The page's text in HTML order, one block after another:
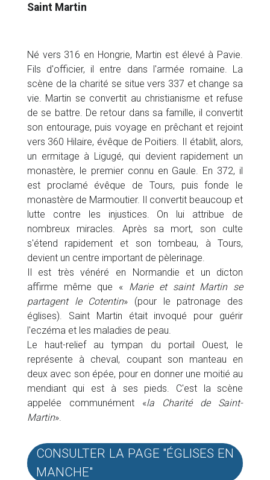
Saint Martin
Né vers 316 en Hongrie, Martin est élevé à Pavie.
Fils d'officier, il entre dans l'armée romaine. La
scène de la charité se situe vers 337 et change sa
vie. Martin se convertit au christianisme et refuse
de se battre. De retour dans sa famille, il convertit
son entourage, puis voyage en prêchant et rejoint
vers 360 Hilaire, évêque de Poitiers. Il établit, alors,
un ermitage à Ligugé, qui devient rapidement un
monastère, le premier connu en Gaule. En 372, il
est proclamé évêque de Tours, puis fonde le
monastère de Marmoutier. Il convertit beaucoup et
lutte contre les injustices. On lui attribue de
nombreux miracles. Après sa mort, son culte
s'étend rapidement et son tombeau, à Tours,
devient un centre important de pèlerinage.
Il est très vénéré en Normandie et un dicton
affirme même que « Marie et saint Martin se
partagent le Cotentin» (pour le patronage des
églises). Saint Martin était invoqué pour guérir
l'eczéma et les maladies de peau.
Le haut-relief au tympan du portail Ouest, le
représente à cheval, coupant son manteau en
deux avec son épée, pour en donner une moitié au
mendiant qui est à ses pieds. C'est la scène
appelée communément «la Charité de Saint-
Martin».
CONSULTER LA PAGE "ÉGLISES EN
MANCHE"